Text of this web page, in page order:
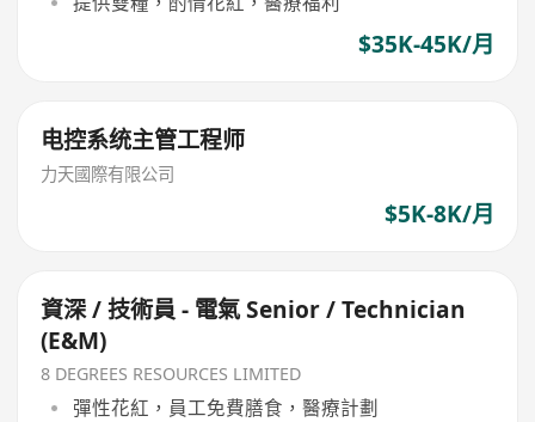
$35K-45K/月
电控系统主管工程师
力天國際有限公司
$5K-8K/月
資深 / 技術員 - 電氣 Senior / Technician
(E&M)
8 DEGREES RESOURCES LIMITED
彈性花紅，員工免費膳食，醫療計劃